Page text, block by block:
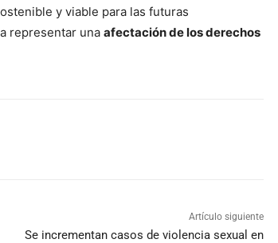
y viable para las futuras
representar una afectación de los derechos
Artículo siguiente
Se incrementan casos de violencia sexual en